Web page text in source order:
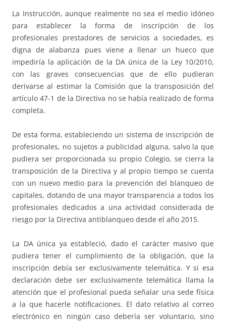
La Instrucción, aunque realmente no sea el medio idóneo
para establecer la forma de inscripción de los
profesionales prestadores de servicios a sociedades, es
digna de alabanza pues viene a llenar un hueco que
impediría la aplicación de la DA única de la Ley 10/2010,
con las graves consecuencias que de ello pudieran
derivarse al estimar la Comisión que la transposición del
artículo 47-1 de la Directiva no se había realizado de forma
completa.
De esta forma, estableciendo un sistema de inscripción de
profesionales, no sujetos a publicidad alguna, salvo la que
pudiera ser proporcionada su propio Colegio, se cierra la
transposición de la Directiva y al propio tiempo se cuenta
con un nuevo medio para la prevención del blanqueo de
capitales, dotando de una mayor transparencia a todos los
profesionales dedicados a una actividad considerada de
riesgo por la Directiva antiblanqueo desde el año 2015.
La DA única ya estableció, dado el carácter masivo que
pudiera tener el cumplimiento de la obligación, que la
inscripción debía ser exclusivamente telemática. Y si esa
declaración debe ser exclusivamente telemática llama la
atención que el profesional pueda señalar una sede física
a la que hacerle notificaciones. El dato relativo al correo
electrónico en ningún caso debería ser voluntario, sino